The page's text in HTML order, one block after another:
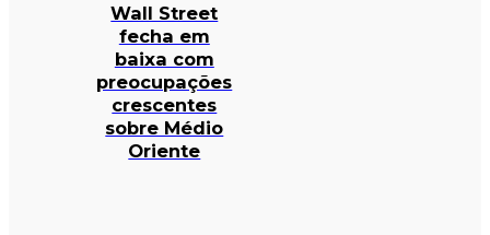
Wall Street
fecha em
baixa com
preocupações
crescentes
sobre Médio
Oriente